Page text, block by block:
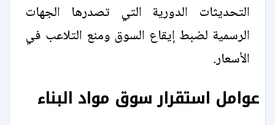
التحديثات الدورية التي تصدرها الجهات
الرسمية لضبط إيقاع السوق ومنع التلاعب في
الأسعار.
عوامل استقرار سوق مواد البناء